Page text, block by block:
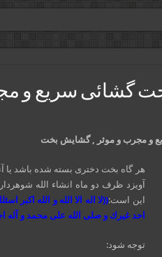
گشائی سریع و
و مجرب و موثر , گشایش بخت
هر گاه بخت دختری بسته شده باشد یا
آویزد ظرف دو ماه انشاء الله
این است:((لا اله الا الله و الله اكبر
احد غیرك و صلی الله علی محمد و آله
توجه شود: